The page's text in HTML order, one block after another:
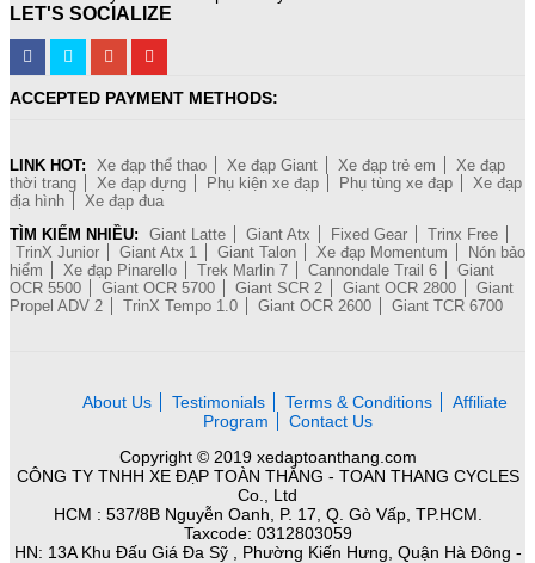
LET'S SOCIALIZE
ACCEPTED PAYMENT METHODS:
LINK HOT: Xe đạp thể thao Xe đạp Giant Xe đạp trẻ em
Xe đạp
thời trang
Xe đạp dựng Phụ kiện xe đạp Phụ tùng xe đạp
Xe đạp
địa hình
Xe đạp đua
TÌM KIẾM NHIỀU:
Giant Latte Giant Atx Fixed Gear
Trinx Free
TrinX Junior
Giant Atx 1 Giant Talon Xe đạp Momentum
Nón bảo
hiểm
Xe đạp Pinarello Trek Marlin 7 Cannondale Trail 6
Giant
OCR 5500
Giant OCR 5700 Giant SCR 2 Giant OCR 2800
Giant
Propel ADV 2
TrinX Tempo 1.0 Giant OCR 2600 Giant TCR 6700
About Us Testimonials Terms & Conditions
Affiliate
Program
Contact Us
Copyright © 2019 xedaptoanthang.com
CÔNG TY TNHH XE ĐẠP TOÀN THẮNG - TOAN THANG CYCLES
Co., Ltd
HCM : 537/8B Nguyễn Oanh, P. 17, Q. Gò Vấp, TP.HCM.
Taxcode: 0312803059
HN: 13A Khu Đấu Giá Đa Sỹ , Phường Kiến Hưng, Quận Hà Đông -